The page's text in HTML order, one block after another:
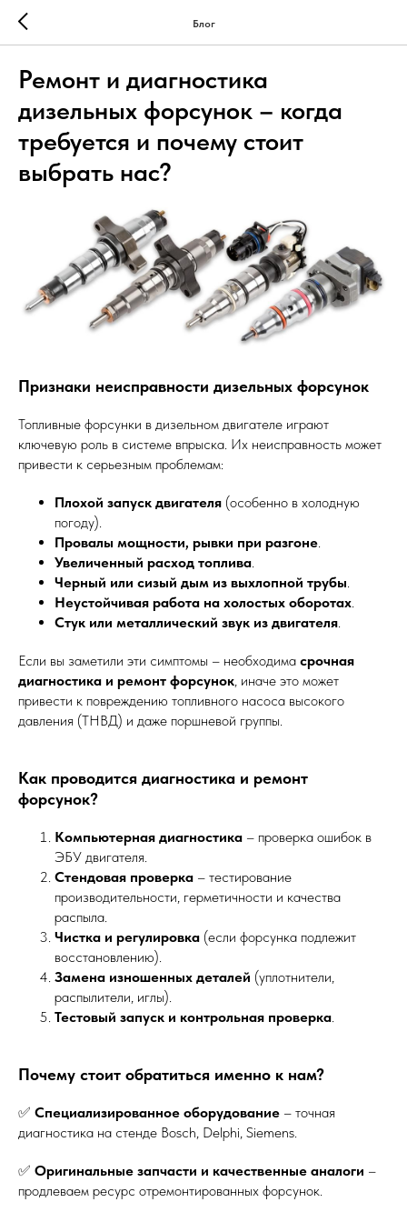
Блог
Ремонт и диагностика
дизельных форсунок – когда
требуется и почему стоит
выбрать нас?
Признаки неисправности дизельных форсунок
Топливные форсунки в дизельном двигателе играют
ключевую роль в системе впрыска. Их неисправность может
привести к серьезным проблемам:
Плохой запуск двигателя (особенно в холодную
погоду).
Провалы мощности, рывки при разгоне
Увеличенный расход топлива
Черный или сизый дым из выхлопной трубы
Неустойчивая работа на холостых оборотах
Стук или металлический звук из двигателя
Если вы заметили эти симптомы – необходима срочная
диагностика и ремонт форсунок , иначе это может
привести к повреждению топливного насоса высокого
давления (ТНВД) и даже поршневой группы.
Как проводится диагностика и ремонт
форсунок?
Компьютерная диагностика – проверка ошибок в
ЭБУ двигателя.
Стендовая проверка – тестирование
производительности, герметичности и качества
распыла.
Чистка и регулировка (если форсунка подлежит
восстановлению).
Замена изношенных деталей (уплотнители,
распылители, иглы).
Тестовый запуск и контрольная проверка
Почему стоит обратиться именно к нам?
✅ Специализированное оборудование – точная
диагностика на стенде Bosch, Delphi, Siemens.
✅ Оригинальные запчасти и качественные аналоги –
продлеваем ресурс отремонтированных форсунок.